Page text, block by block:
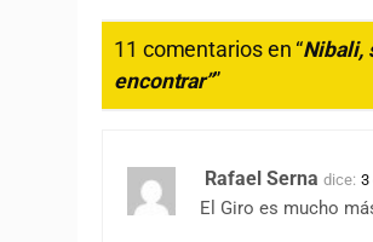
11 comentarios en “Nibali,
encontrar””
Rafael Serna dice: 3
El Giro es mucho